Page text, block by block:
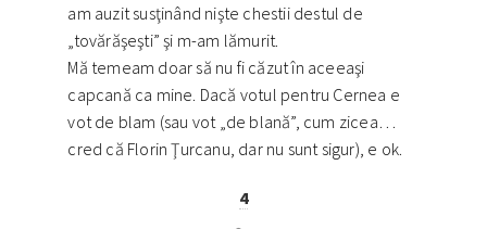
am auzit susţinând nişte chestii destul de
„tovărăşeşti” şi m-am lămurit.
Mă temeam doar să nu fi căzut în aceeaşi
capcană ca mine. Dacă votul pentru Cernea e
vot de blam (sau vot „de blană”, cum zicea…
cred că Florin Ţurcanu, dar nu sunt sigur), e ok.
4